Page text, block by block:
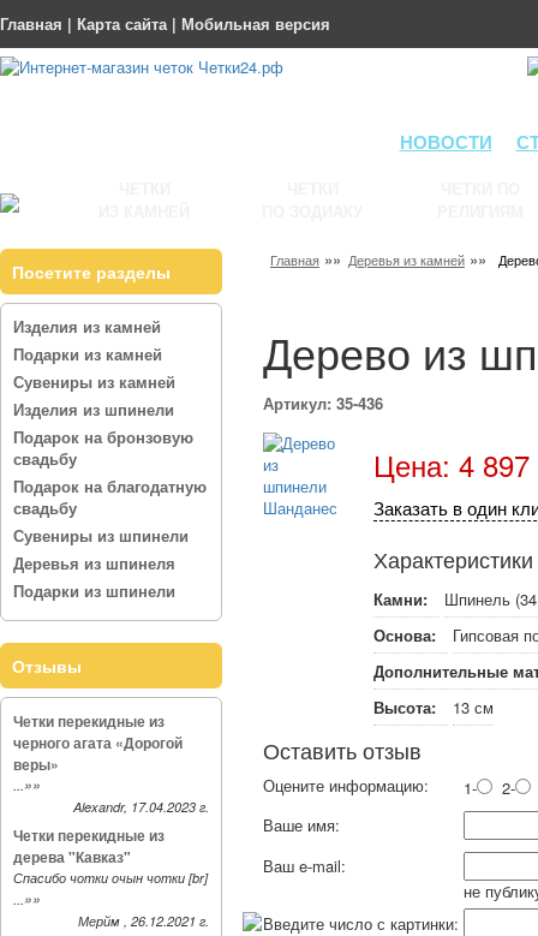
Главная | Карта сайта| Мобильная версия
НОВОСТИ
Посетите разделы
Изделия из камней
Подарки из камней
Сувениры из камней
Изделия из шпинели
Подарок на бронзовую
свадьбу
Подарок на благодатную
свадьбу
Сувениры из шпинели
Деревья из шпинеля
Подарки из шпинели
Отзывы
Четки перекидные из
черного агата «Дорогой
веры»
...»»
Alexandr, 17.04.2023 г.
Четки перекидные из
дерева "Кавказ"
Спасибо чотки очын чотки [br]
...»»
Мерйм , 26.12.2021 г.
Главная »» Деревья из камней »»
Дерево из
Артикул: 35-436
Цена: 4 897
Заказать в один
Камни:
Шпинель
Основа:
Гипсовая
Дополнительные
Высота:
13 см
Оставить отзыв
Оцените информацию: 1- 2-
Ваше имя:
Ваш e-mail:
не
Введите число с картинки: